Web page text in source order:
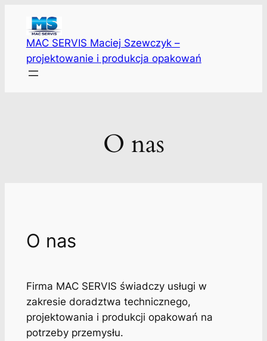
treściMAC SERVIS Maciej Szewczyk –
projektowanie i produkcja opakowań
O nas
O nas
Firma MAC SERVIS świadczy usługi w
zakresie doradztwa technicznego,
projektowania i produkcji opakowań na
potrzeby przemysłu.